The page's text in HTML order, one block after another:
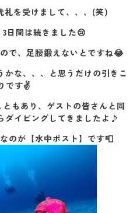
礼を受けまして、、、(笑)
日間は続きました😢
で、足腰鍛えないとですね😂
かな、、、と思うだけの引きこ
です✌
もあり、ゲストの皆さんと同
ダイビングしてきましたよ♪
のが【水中ポスト】です📮